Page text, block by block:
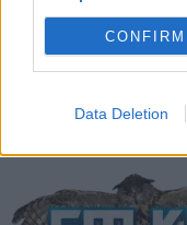
CONFIRM
Data Deletion